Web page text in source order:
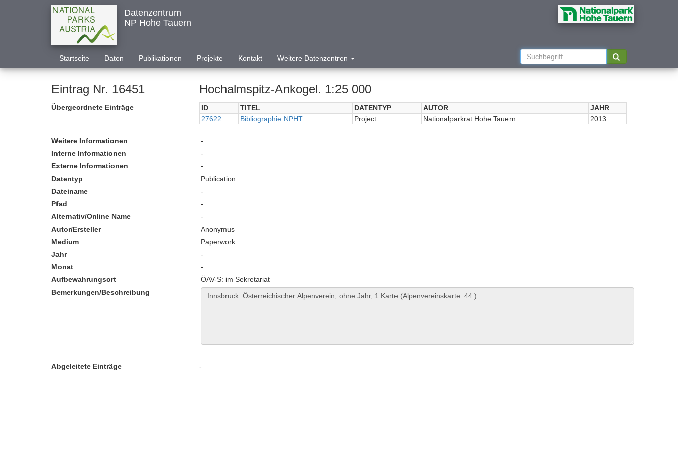
Datenzentrum
NP Hohe Tauern
Startseite Daten Publikationen Projekte Kontakt Weitere Datenzentren
Eintrag Nr. 16451 Hochalmspitz-Ankogel. 1:25 000
Übergeordnete Einträge ID TITEL DATENTYP AUTOR
JAHR
27622
Bibliographie NPHT Project Nationalparkrat Hohe Tauern 2013
Weitere Informationen
-
Interne Informationen
-
Externe Informationen
-
Datentyp
Publication
Dateiname
-
Pfad
-
Alternativ/Online Name
-
Autor/Ersteller
Anonymus
Medium
Paperwork
Jahr
-
Monat
-
Aufbewahrungsort
ÖAV-S: im Sekretariat
Bemerkungen/Beschreibung
Abgeleitete Einträge -